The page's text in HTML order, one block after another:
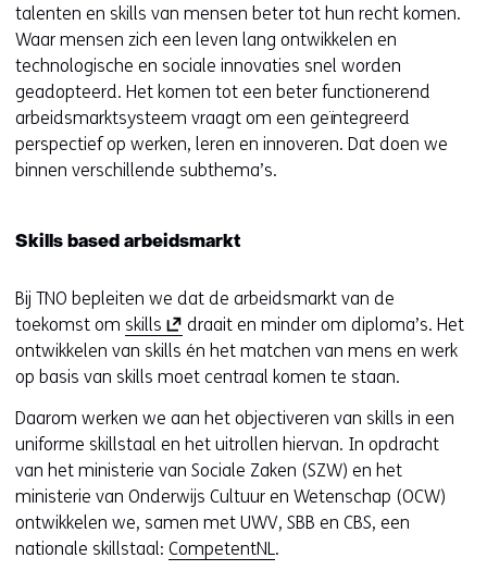
talenten en skills van mensen beter tot hun recht komen.
Waar mensen zich een leven lang ontwikkelen en
technologische en sociale innovaties snel worden
geadopteerd. Het komen tot een beter functionerend
arbeidsmarktsysteem vraagt om een geïntegreerd
perspectief op werken, leren en innoveren. Dat doen we
binnen verschillende subthema’s.
Skills based arbeidsmarkt
Bij TNO bepleiten we dat de arbeidsmarkt van de
toekomst om skills (
o
p
n
t
i
n
n
i
draait en minder om diploma’s. Het
ontwikkelen van skills én het matchen van mens en werk
op basis van skills moet centraal komen te staan.
Daarom werken we aan het objectiveren van skills in een
uniforme skillstaal en het uitrollen hiervan. In opdracht
van het ministerie van Sociale Zaken (SZW) en het
ministerie van Onderwijs Cultuur en Wetenschap (OCW)
ontwikkelen we, samen met UWV, SBB en CBS, een
nationale skillstaal: CompetentNL.